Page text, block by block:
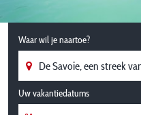
Waar wil je naartoe?
Uw vakantiedatums